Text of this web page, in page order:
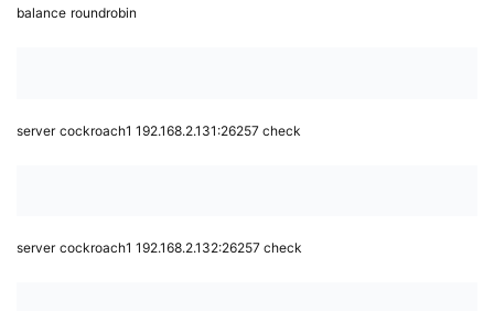
balance roundrobin
server cockroach1 192.168.2.131:26257 check
server cockroach1 192.168.2.132:26257 check